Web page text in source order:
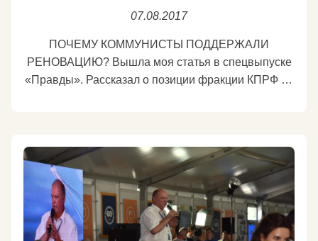
07.08.2017
ПОЧЕМУ КОММУНИСТЫ ПОДДЕРЖАЛИ
РЕНОВАЦИЮ? Вышла моя статья в спецвыпуске
«Правды». Рассказал о позиции фракции КПРФ по
дольщиков. Текст не очень большой, не пугайтесь,
жмите на ссылку. https://kprf.ru/party-
live/cknews/167613.html Подробнее